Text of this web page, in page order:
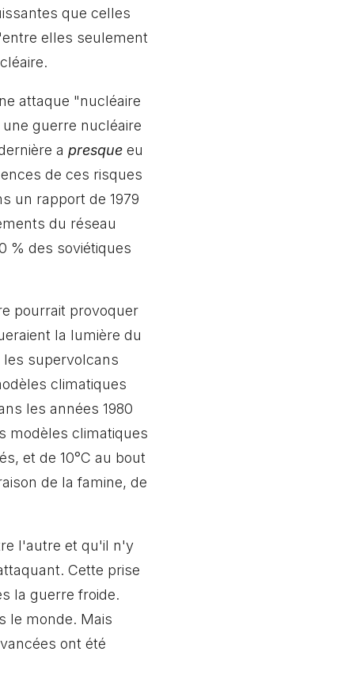
que celles
elles seulement
attaque "nucléaire
guerre nucléaire
a presque eu
de ces risques
un rapport de 1979
du réseau
% des soviétiques
pourrait provoquer
la lumière du
supervolcans
climatiques
les années 1980
modèles climatiques
et de 10°C au bout
de la famine, de
l'autre et qu'il n'y
Cette prise
la guerre froide.
le monde. Mais
ont été